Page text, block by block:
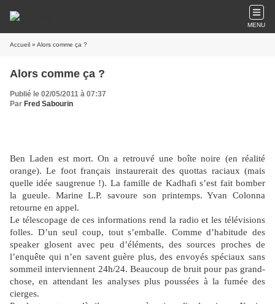
MENU
Accueil » Alors comme ça ?
Alors comme ça ?
Publié le 02/05/2011 à 07:37
Par Fred Sabourin
Ben Laden est mort. On a retrouvé une boîte noire (en réalité
orange). Le foot français instaurerait des quottas raciaux (mais
quelle idée saugrenue !). La famille de Kadhafi s’est fait bomber
la gueule. Marine L.P. savoure son printemps. Yvan Colonna
retourne en appel.
Le télescopage de ces informations rend la radio et les télévisions
folles. D’un seul coup, tout s’emballe. Comme d’habitude des
speaker glosent avec peu d’éléments, des sources proches de
l’enquête qui n’en savent guère plus, des envoyés spéciaux sans
sommeil interviennent 24h/24. Beaucoup de bruit pour pas grand-
chose, en attendant les analyses plus poussées à la fumée des
cierges.